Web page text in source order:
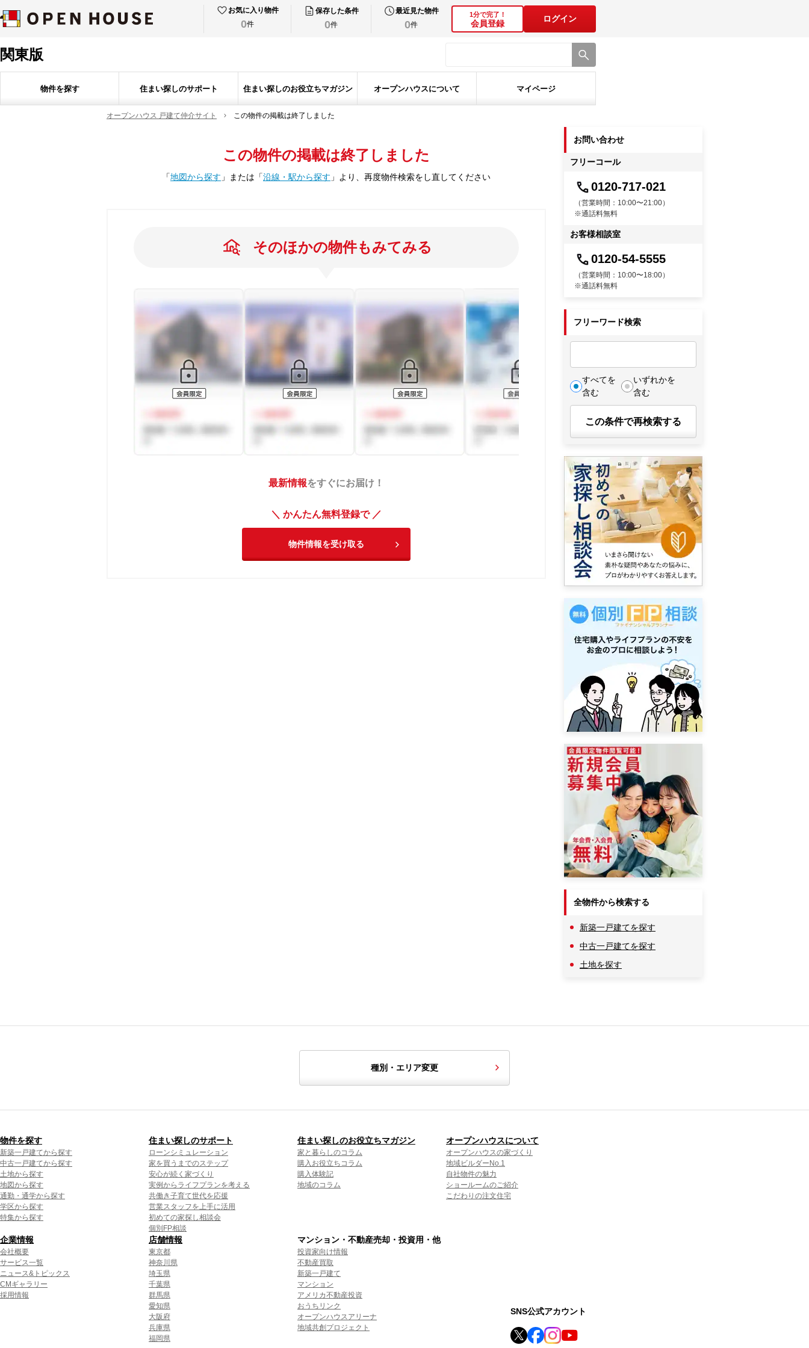
お気に入り物件
0件
保存した条件
0件
最近見た物件
0件
1分で完了！
会員登録
ログイン
関東版
物件を探す 住まい探しのサポート 住まい探しのお役立ちマガジン オープンハウスについて マイページ
オープンハウス 戸建て仲介サイト この物件の掲載は終了しました
この物件の掲載は終了しました
「地図から探す 」 または 「沿線・駅から探す 」 より、再度物件検索をし直してください
そのほかの物件もみてみる
最新情報をすぐにお届け！
＼ かんたん無料登録で ／
物件情報を受け取る
お問い合わせ
フリーコール
0120-717-021
（営業時間：10:00〜21:00）
※通話料無料
お客様相談室
0120-54-5555
（営業時間：10:00〜18:00）
※通話料無料
フリーワード検索
すべてを
含む
いずれかを
含む
この条件で再検索する
全物件から検索する
新築一戸建てを探す
中古一戸建てを探す
土地を探す
種別・エリア変更
物件を探す
新築一戸建てから探す
中古一戸建てから探す
土地から探す
地図から探す
通勤・通学から探す
学区から探す
特集から探す
住まい探しのサポート
ローンシミュレーション
家を買うまでのステップ
安心が続く家づくり
実例からライフプランを考える
共働き子育て世代を応援
営業スタッフを上手に活用
初めての家探し相談会
個別FP相談
住まい探しのお役立ちマガジン
家と暮らしのコラム
購入お役立ちコラム
購入体験記
地域のコラム
オープンハウスについて
オープンハウスの家づくり
地域ビルダーNo.1
自社物件の魅力
ショールームのご紹介
こだわりの注文住宅
企業情報
会社概要
サービス一覧
ニュース&トピックス
CMギャラリー
採用情報
店舗情報
東京都
神奈川県
埼玉県
千葉県
群馬県
愛知県
大阪府
兵庫県
福岡県
マンション・不動産売却・投資用・他
投資家向け情報
不動産買取
新築一戸建て
マンション
アメリカ不動産投資
おうちリンク
オープンハウスアリーナ
地域共創プロジェクト
SNS公式アカウント